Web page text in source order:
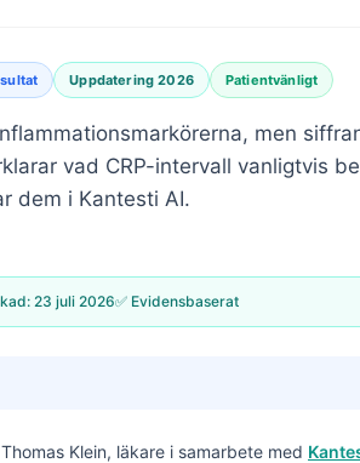
Uppdatering 2026 Patientvänligt
men
vad CRP-intervall vanligtvis
dem i Kantesti AI.
23 juli 2026✅ Evidensbaserat
Klein, läkare i samarbete med